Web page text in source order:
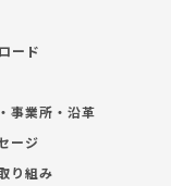
ード
事業所・沿革
ージ
り組み